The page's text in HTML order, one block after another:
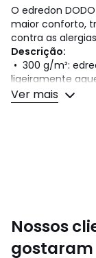
O edredon
maior conforto,
contra as
Descrição:
• 300 g/m²:
ligeiramente
• Capa 100%
um tratamento
Cores Branco
Tamanhos 75 x
Ver mais
Nossos
gostaram